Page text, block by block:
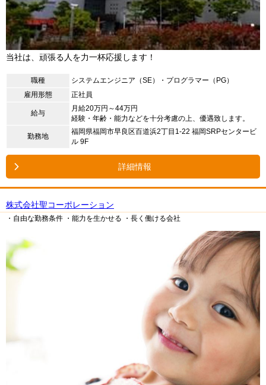
当社は、頑張る人を力一杯応援します！
職種
システムエンジニア（SE）・プログラマー（PG）
雇用形態
正社員
給与
月給20万円～44万円
経験・年齢・能力などを十分考慮の上、優遇致します。
勤務地
福岡県福岡市早良区百道浜2丁目1-22 福岡SRPセンタービ
ル 9F
詳細情報
株式会社聖コーポレーション
・自由な勤務条件 ・能力を生かせる ・長く働ける会社